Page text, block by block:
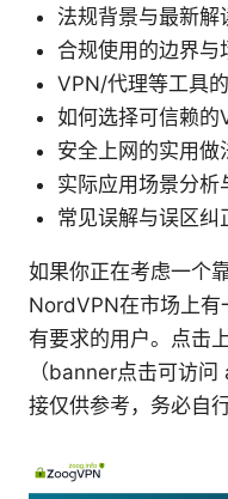
法规背景与最新解
合规使用的边界与
VPN/代理等工具
如何选择可信赖的
安全上网的实用做
实际应用场景分析
常见误解与误区纠
如果你正在考虑一个
NordVPN在市场上有
有要求的用户。点击
（banner点击可访
接仅供参考，务必自